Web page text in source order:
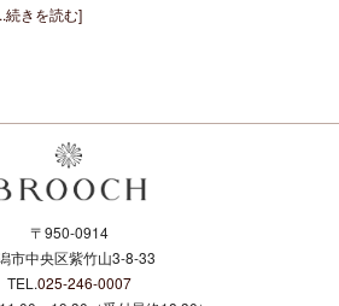
続きを読む]
〒950-0914
市中央区紫竹山3-8-33
TEL.025-246-0007